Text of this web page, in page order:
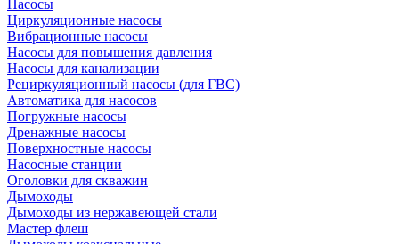
Насосы
Циркуляционные насосы
Вибрационные насосы
Насосы для повышения давления
Насосы для канализации
Рециркуляционный насосы (для ГВС)
Автоматика для насосов
Погружные насосы
Дренажные насосы
Поверхностные насосы
Насосные станции
Оголовки для скважин
Дымоходы
Дымоходы из нержавеющей стали
Мастер флеш